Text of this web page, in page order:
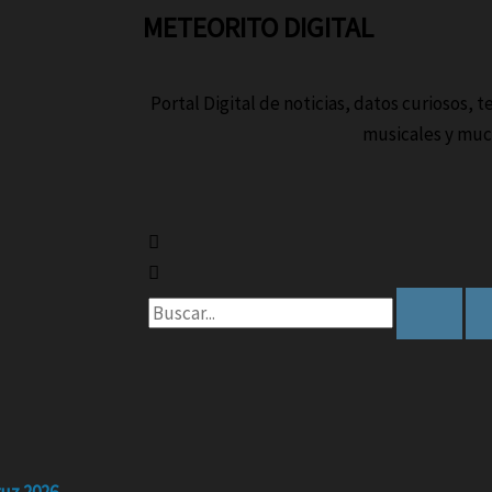
METEORITO DIGITAL
Portal Digital de noticias, datos curiosos,
musicales y
Buscar
por: